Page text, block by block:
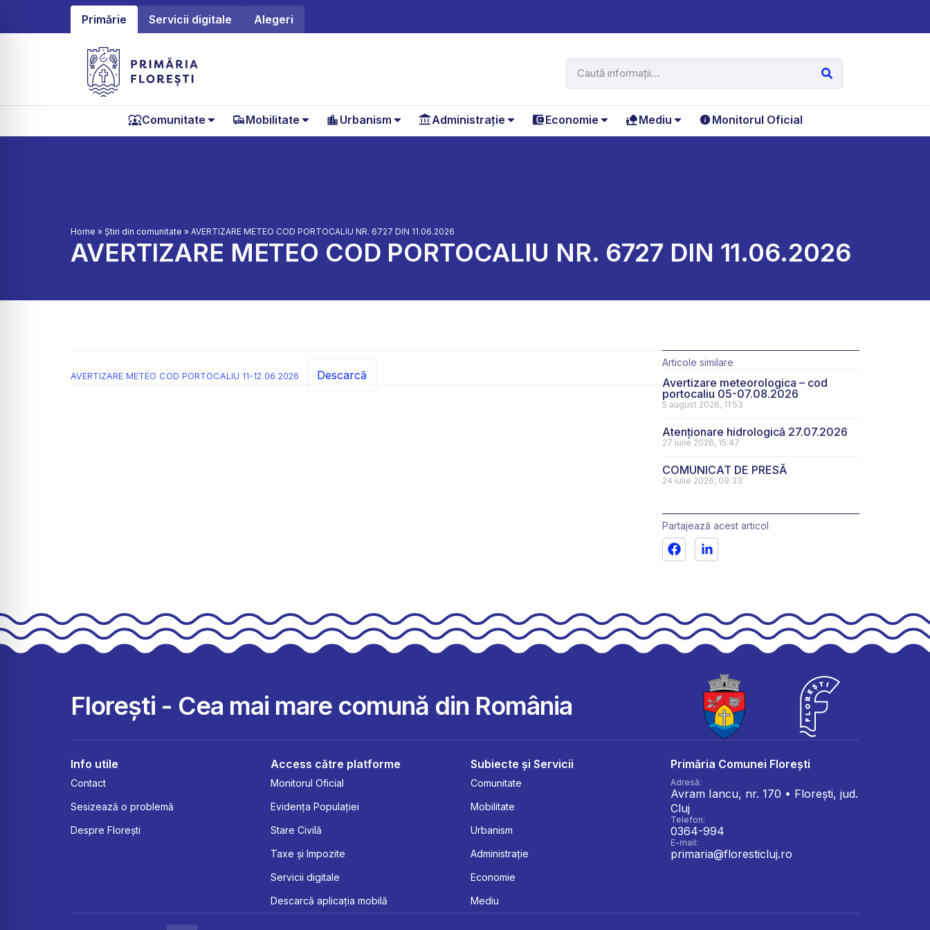
Primărie Servicii digitale Alegeri
Comunitate Mobilitate Urbanism Administrație Economie Mediu Monitorul Oficial
Home » Știri din comunitate » AVERTIZARE METEO COD PORTOCALIU NR. 6727 DIN 11.06.2026
AVERTIZARE METEO COD PORTOCALIU NR. 6727 DIN 11.06.2026
AVERTIZARE METEO COD PORTOCALIU 11-12.06.2026 Descarcă
Articole similare
Avertizare meteorologica – cod
portocaliu 05-07.08.2026
5 august 2026, 11:53
Atenționare hidrologică 27.07.2026
27 iulie 2026, 15:47
COMUNICAT DE PRESĂ
24 iulie 2026, 09:33
Partajează acest articol
Florești - Cea mai mare comună din România
Info utile
Contact
Sesizează o problemă
Despre Florești
Access către platforme
Monitorul Oficial
Evidența Populației
Stare Civilă
Taxe și Impozite
Servicii digitale
Descarcă aplicația mobilă
Subiecte și Servicii
Comunitate
Mobilitate
Urbanism
Administrație
Economie
Mediu
Primăria Comunei Florești
Adresă:
Avram Iancu, nr. 170 • Florești, jud.
Cluj
Telefon:
0364-994
E-mail:
primaria@floresticluj.ro